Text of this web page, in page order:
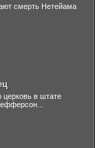
смерть Нетейама
церковь в штате